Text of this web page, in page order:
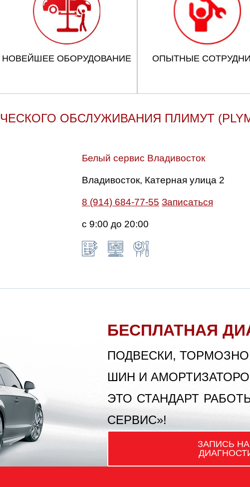
НОВЕЙШЕЕ ОБОРУДОВАНИЕ ОПЫТНЫЕ
ОБСЛУЖИВАНИЯ ПЛИМУТ
Белый сервис Владивосток
Владивосток, Катерная улица 2
8 (914) 684-77-55 Записаться
с 9:00 до 20:00
БЕСПЛАТНАЯ
ПОДВЕСКИ,
ШИН И
ЭТО СТАНДАРТ
СЕРВИС»!
ЗАПИСЬ НА